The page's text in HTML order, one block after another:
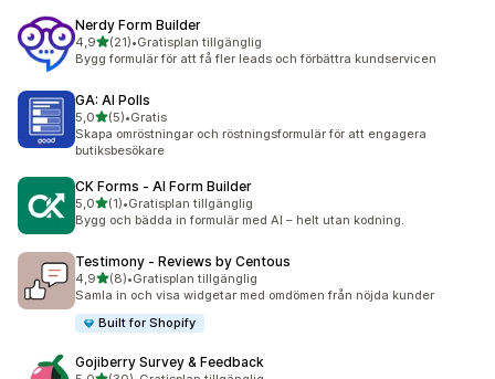
Nerdy Form Builder
4,9av 5 stjärnor
(21)
21 recensioner totalt
•Gratisplan tillgänglig
Bygg formulär för att få fler leads och förbättra kundservicen
GA: AI Polls
5,0av 5 stjärnor
(5)
5 recensioner totalt
•Gratis
Skapa omröstningar och röstningsformulär för att engagera
butiksbesökare
CK Forms ‑ AI Form Builder
5,0av 5 stjärnor
(1)
1 recensioner totalt
•Gratisplan tillgänglig
Bygg och bädda in formulär med AI – helt utan kodning.
Testimony ‑ Reviews by Centous
4,9av 5 stjärnor
(8)
8 recensioner totalt
•Gratisplan tillgänglig
Samla in och visa widgetar med omdömen från nöjda kunder
Built for Shopify
Gojiberry Survey & Feedback